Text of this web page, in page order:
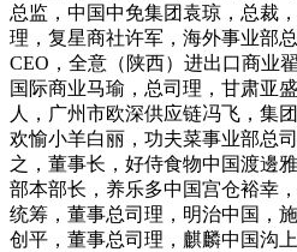
总监，中国中免集团袁琼，总裁
理，复星商社许军，海外事业部
CEO，全意（陕西）进出口商业
国际商业马瑜，总司理，甘肃亚
人，广州市欧深供应链冯飞，集
欢愉小羊白丽，功夫菜事业部总
之，董事长，好侍食物中国渡邊
部本部长，养乐多中国宫仓裕幸
统筹，董事总司理，明治中国，
创平，董事总司理，麒麟中国沟